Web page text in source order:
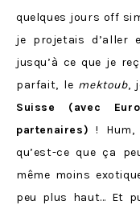
quelques jours off
je projetais d’aller
jusqu’à ce que je
parfait, le mektoub,
Suisse (avec
partenaires) ! Hum,
qu’est-ce que ça
même moins
peu plus haut… Et